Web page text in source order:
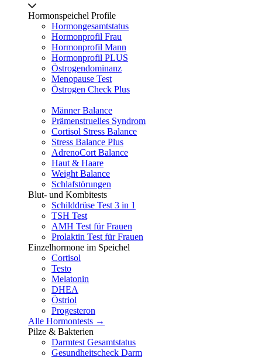
Hormonspeichel Profile
Hormongesamtstatus
Hormonprofil Frau
Hormonprofil Mann
Hormonprofil PLUS
Östrogendominanz
Menopause Test
Östrogen Check Plus
Männer Balance
Prämenstruelles Syndrom
Cortisol Stress Balance
Stress Balance Plus
AdrenoCort Balance
Haut & Haare
Weight Balance
Schlafstörungen
Blut- und Kombitests
Schilddrüse Test 3 in 1
TSH Test
AMH Test für Frauen
Prolaktin Test für Frauen
Einzelhormone im Speichel
Cortisol
Testo
Melatonin
DHEA
Östriol
Progesteron
Alle Hormontests →
Pilze & Bakterien
Darmtest Gesamtstatus
Gesundheitscheck Darm